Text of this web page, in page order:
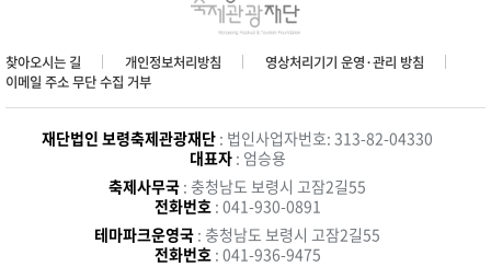
찾아오시는 길 개인정보처리방침
영상처리기기 운영·관리 방침
이메일 주소 무단 수집 거부
재단법인 보령축제관광재단 : 법인사업자번호: 313-82-04330
대표자: 엄승용
축제사무국 : 충청남도 보령시 고잠2길55
전화번호 : 041-930-0891
테마파크운영국 : 충청남도 보령시 고잠2길55
전화번호 : 041-936-9475